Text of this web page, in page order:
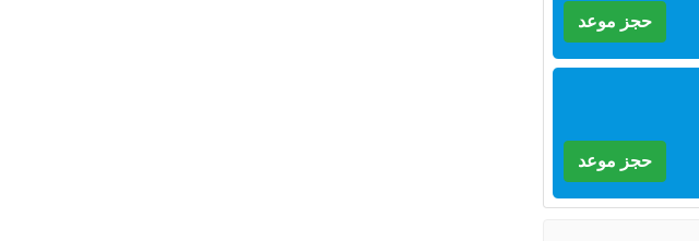
حجز موعد
حجز موعد